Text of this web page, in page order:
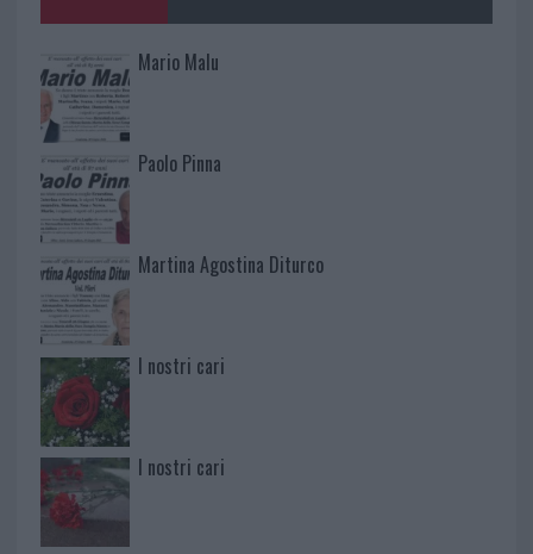
Mario Malu
Paolo Pinna
Martina Agostina Diturco
I nostri cari
I nostri cari